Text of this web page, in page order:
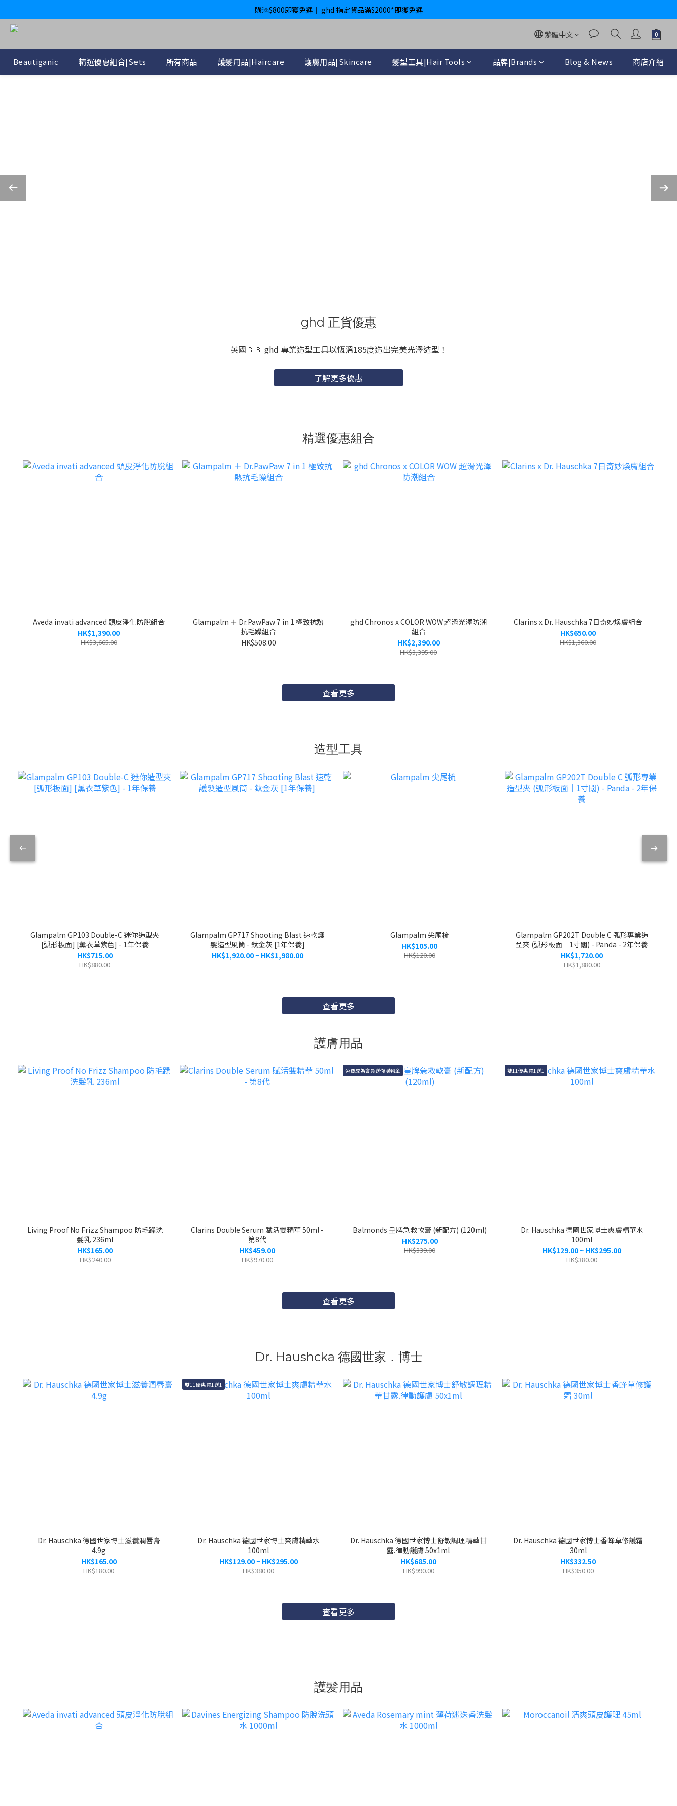
購滿$800即獲免運｜ ghd 指定貨品滿$2000*即獲免運
購滿$800即獲免運｜ ghd 指定貨品滿$2000*即獲免運
購滿$800即獲免運｜ ghd 指定貨品滿$2000*即獲免運
繁體中文
Beautiganic 精選優惠組合|Sets 所有商品 護髪用品|Haircare 護膚用品|Skincare 髪型工具|Hair Tools 品牌|Brands Blog & News 商店介紹
ghd 正貨優惠
英國🇬🇧 ghd 專業造型工具以恆溫185度造出完美光澤造型！
了解更多優惠
精選優惠組合
Aveda invati advanced 頭皮淨化防脫組合
HK$1,390.00
HK$3,665.00
Glampalm ＋ Dr.PawPaw 7 in 1 極致抗熱
抗毛躁組合
HK$508.00
ghd Chronos x COLOR WOW 超滑光澤防潮
組合
HK$2,390.00
HK$3,395.00
Clarins x Dr. Hauschka 7日奇妙煥膚組合
HK$650.00
HK$1,360.00
查看更多
造型工具
Glampalm GP103 Double-C 迷你造型夾
[弧形板面] [薰衣草紫色] - 1年保養
HK$715.00
HK$880.00
Glampalm GP717 Shooting Blast 速乾護
髮造型風筒 - 鈦金灰 [1年保養]
HK$1,920.00 ~ HK$1,980.00
Glampalm 尖尾梳
HK$105.00
HK$120.00
Glampalm GP202T Double C 弧形專業造
型夾 (弧形板面｜1寸闊) - Panda - 2年保養
HK$1,720.00
HK$1,880.00
查看更多
護膚用品
Living Proof No Frizz Shampoo 防毛躁洗
髮乳 236ml
HK$165.00
HK$240.00
Clarins Double Serum 賦活雙精華 50ml -
第8代
HK$459.00
HK$970.00
免費成為會員送你購物金
Balmonds 皇牌急救軟膏 (新配方) (120ml)
HK$275.00
HK$339.00
雙11優惠買1送1
Dr. Hauschka 德國世家博士爽膚精華水
100ml
HK$129.00 ~ HK$295.00
HK$380.00
查看更多
Dr. Haushcka 德國世家．博士
Dr. Hauschka 德國世家博士滋養潤唇膏
4.9g
HK$165.00
HK$180.00
雙11優惠買1送1
Dr. Hauschka 德國世家博士爽膚精華水
100ml
HK$129.00 ~ HK$295.00
HK$380.00
Dr. Hauschka 德國世家博士舒敏調理精華甘
露.律動護膚 50x1ml
HK$685.00
HK$990.00
Dr. Hauschka 德國世家博士香蜂草修護霜
30ml
HK$332.50
HK$350.00
查看更多
護髪用品